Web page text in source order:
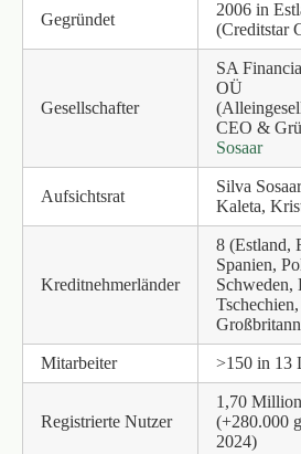
Gegründet
2006 in
(Creditstar
Gesellschafter
SA
OÜ
CEO &
Sosaar
Aufsichtsrat
Silva
Kaleta,
Kreditnehmerländer
8 (Estland,
Spanien,
Schweden,
Tschechien,
Mitarbeiter >150 in 13
Registrierte Nutzer
1,70
(+280.000
2024)